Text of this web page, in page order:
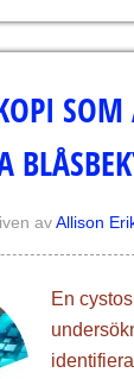
SOM
avAllison
En